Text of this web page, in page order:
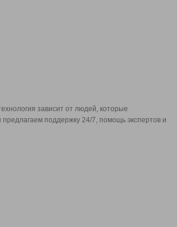
зависит от людей, которые
поддержку 24/7, помощь экспертов и